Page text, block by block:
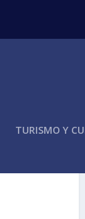
TURISMO Y